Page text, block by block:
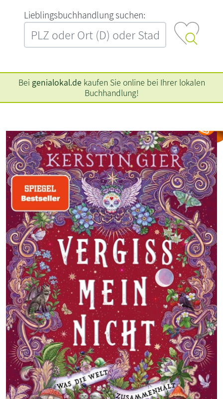
L‍i‍e‍b‍l‍i‍n‍g‍s‍b‍u‍c‍h‍h‍a‍n‍d‍l‍u‍n‍g‍ ‍s‍u‍c‍h‍e‍n‍:‍
Bei genialokal.de kaufen Sie online bei Ihrer lokalen
Buchhandlung!